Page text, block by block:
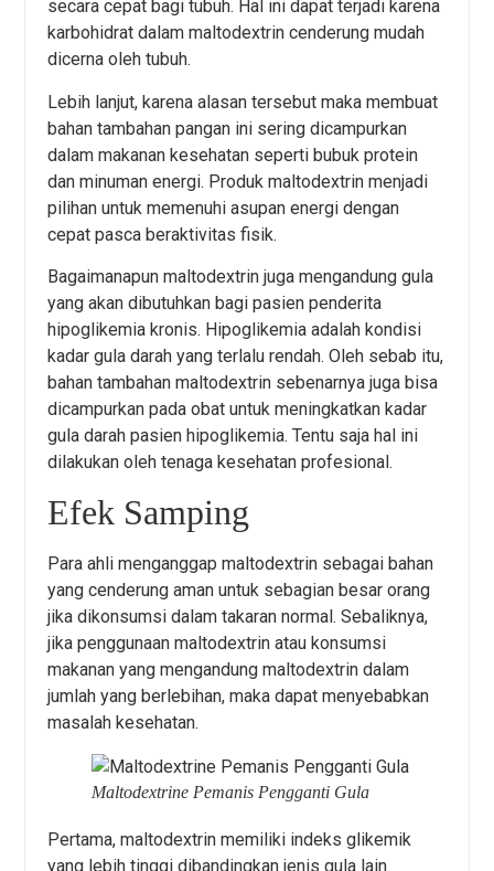
secara cepat bagi tubuh. Hal ini dapat terjadi karena
karbohidrat dalam maltodextrin cenderung mudah
dicerna oleh tubuh.
Lebih lanjut, karena alasan tersebut maka membuat
bahan tambahan pangan ini sering dicampurkan
dalam makanan kesehatan seperti bubuk protein
dan minuman energi. Produk maltodextrin menjadi
pilihan untuk memenuhi asupan energi dengan
cepat pasca beraktivitas fisik.
Bagaimanapun maltodextrin juga mengandung gula
yang akan dibutuhkan bagi pasien penderita
hipoglikemia kronis. Hipoglikemia adalah kondisi
kadar gula darah yang terlalu rendah. Oleh sebab itu,
bahan tambahan maltodextrin sebenarnya juga bisa
dicampurkan pada obat untuk meningkatkan kadar
gula darah pasien hipoglikemia. Tentu saja hal ini
dilakukan oleh tenaga kesehatan profesional.
Efek Samping
Para ahli menganggap maltodextrin sebagai bahan
yang cenderung aman untuk sebagian besar orang
jika dikonsumsi dalam takaran normal. Sebaliknya,
jika penggunaan maltodextrin atau konsumsi
makanan yang mengandung maltodextrin dalam
jumlah yang berlebihan, maka dapat menyebabkan
masalah kesehatan.
Maltodextrine Pemanis Pengganti Gula
Pertama, maltodextrin memiliki indeks glikemik
yang lebih tinggi dibandingkan jenis gula lain.